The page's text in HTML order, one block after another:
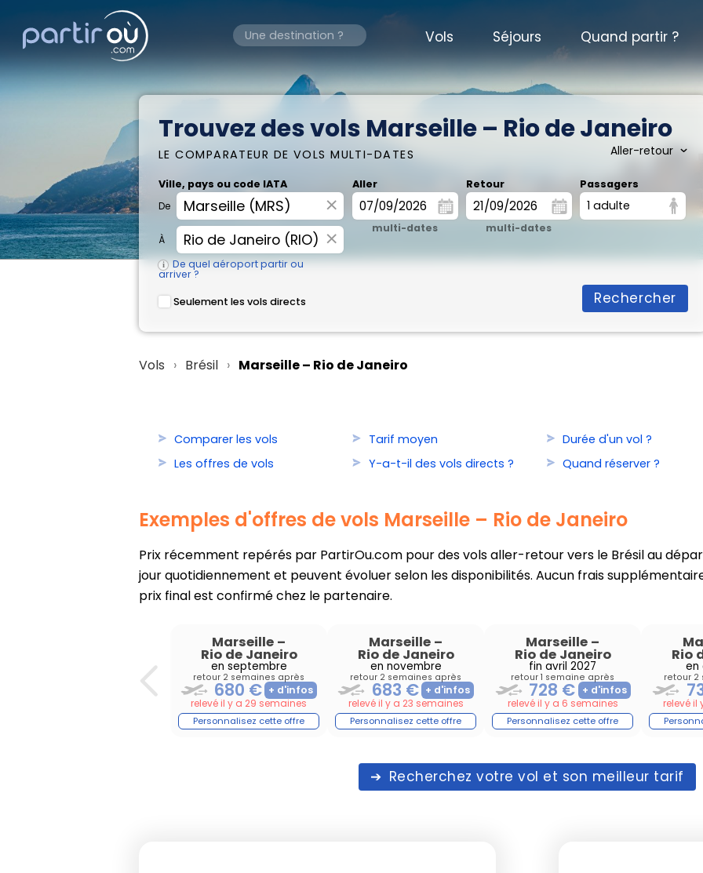
Vols Séjours Quand partir ?
Trouvez des vols Marseille – Rio de Janeiro
LE COMPARATEUR DE VOLS MULTI-DATES
Ville, pays ou code IATA
De ×
À ×
De quel aéroport partir ou
arriver ?
Seulement les vols directs
Aller
multi-dates
Retour
multi-dates
Passagers
1 adulte
Rechercher
Vols Brésil Marseille – Rio de Janeiro
Exemples d'offres de vols Marseille – Rio de Janeiro
Prix récemment repérés par PartirOu.com pour des vols aller-retour vers le Brésil au
jour quotidiennement et peuvent évoluer selon les disponibilités. Aucun frais
prix final est confirmé chez le partenaire.
Marseille –
Rio de Janeiro
en septembre
retour 2 semaines après
680 €
relevé il y a 29 semaines
Marseille –
Rio de Janeiro
en novembre
retour 2 semaines après
683 €
relevé il y a 23 semaines
Marseille –
Rio de Janeiro
fin avril 2027
retour 1 semaine après
728 €
relevé il y a 6 semaines
Rio
en
retour 2
relevé il
Recherchez votre vol et son meilleur tarif
Comparer les vols
Les offres de vols
Tarif moyen
Y-a-t-il des vols directs ?
Durée d'un vol ?
Quand réserver ?